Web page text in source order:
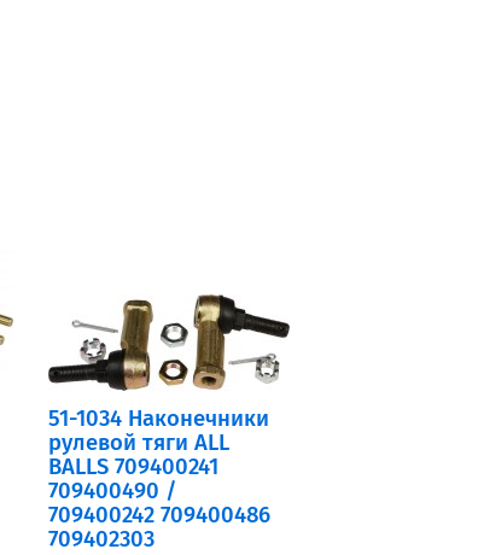
51-1034 Наконечники
рулевой тяги ALL
BALLS 709400241
709400490 /
709400242 709400486
709402303